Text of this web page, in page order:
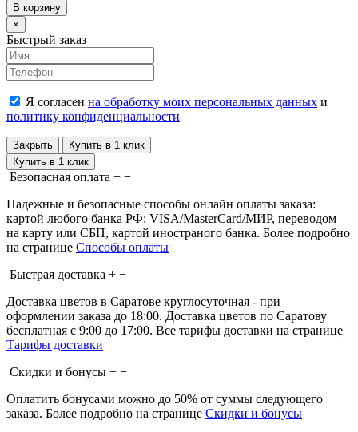
В корзину
×
Быстрый заказ
Я согласен на обработку моих персональных данных и
политику конфиденциальности
Закрыть
Купить в 1 клик
Купить в 1 клик
Безопасная оплата + −
Надежные и безопасные способы онлайн оплаты заказа:
картой любого банка РФ: VISA/MasterCard/МИР, переводом
на карту или СБП, картой иностраного банка. Более подробно
на странице Способы оплаты
Быстрая доставка + −
Доставка цветов в Саратове круглосуточная - при
оформлении заказа до 18:00. Доставка цветов по Саратову
бесплатная с 9:00 до 17:00. Все тарифы доставки на странице
Тарифы доставки
Скидки и бонусы + −
Оплатить бонусами можно до 50% от суммы следующего
заказа. Более подробно на странице Скидки и бонусы